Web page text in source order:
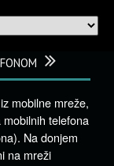
mobilne mreže,
telefona
Na donjem
na mreži